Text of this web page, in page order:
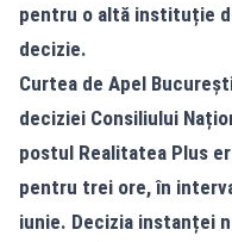
pentru o altă instituție
decizie.
Curtea de Apel
deciziei Consiliului
postul Realitatea Plus
pentru trei ore, în
iunie. Decizia instanței